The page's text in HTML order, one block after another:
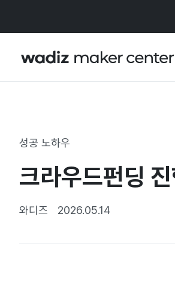
성공 노하우
크라우드펀딩
와디즈 2026.05.14